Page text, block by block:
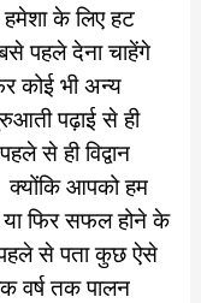
के लिए हट
पहले देना चाहेंगे
कोई भी अन्य
पढ़ाई से ही
से ही विद्वान
आपको हम
फिर सफल होने के
पहले से पता कुछ ऐसे
वर्ष तक पालन